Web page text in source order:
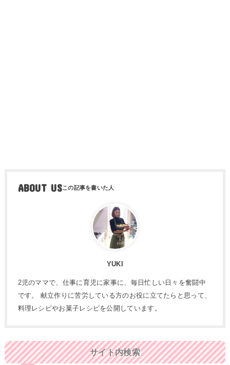
ABOUT US
YUKI
2児のママで、仕事に育児に家事に、毎日忙しい日々を奮闘中
です。 献立作りに苦労している方のお役に立てたらと思って、
料理レシピやお菓子レシピを公開しています。
サイト内検索